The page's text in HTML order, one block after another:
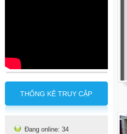
THỐNG KÊ TRUY CẬP
Đang online: 34